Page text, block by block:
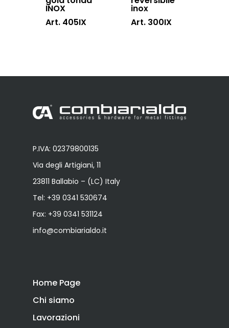
INOX
Art. 405IX
inox
Art. 300IX
P.IVA: 02379800135
Via degli Artigiani, 11
23811 Ballabio – (LC) Italy
Tel: +39 0341 530674
Fax: +39 0341 531124
info@combiarialdo.it
Home Page
Chi siamo
Lavorazioni